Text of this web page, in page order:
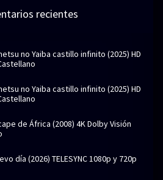
recientes
no Yaiba castillo infinito (2025) HD
no Yaiba castillo infinito (2025) HD
de África (2008) 4K Dolby Visión
día (2026) TELESYNC 1080p y 720p